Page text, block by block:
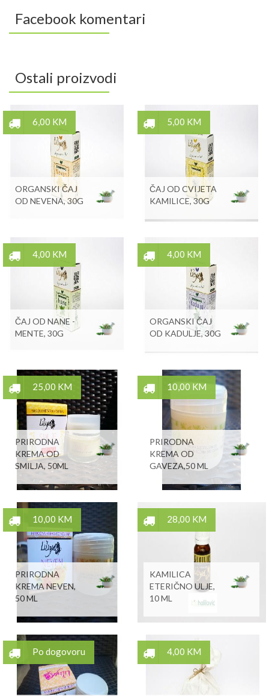
Facebook komentari
Ostali proizvodi
6,00 KM
ORGANSKI ČAJ
OD NEVENA, 30G
5,00 KM
ČAJ OD CVIJETA
KAMILICE, 30G
4,00 KM
ČAJ OD NANE -
MENTE, 30G
4,00 KM
ORGANSKI ČAJ
OD KADULJE, 30G
25,00 KM
PRIRODNA
KREMA OD
SMILJA, 50ML
10,00 KM
PRIRODNA
KREMA OD
GAVEZA,50 ML
10,00 KM
PRIRODNA
KREMA NEVEN,
50 ML
28,00 KM
KAMILICA
ETERIČNO ULJE,
10 ML
Po dogovoru 4,00 KM